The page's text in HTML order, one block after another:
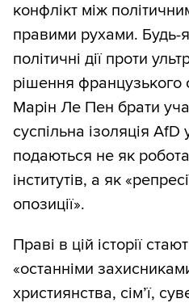
конфлікт між
правими рухами. Будь-
політичні дії проти
рішення французького
Марін Ле Пен брати
суспільна ізоляція
подаються не як
інститутів, а як
опозиції».
Праві в цій історії
«останніми
християнства, сім’ї,